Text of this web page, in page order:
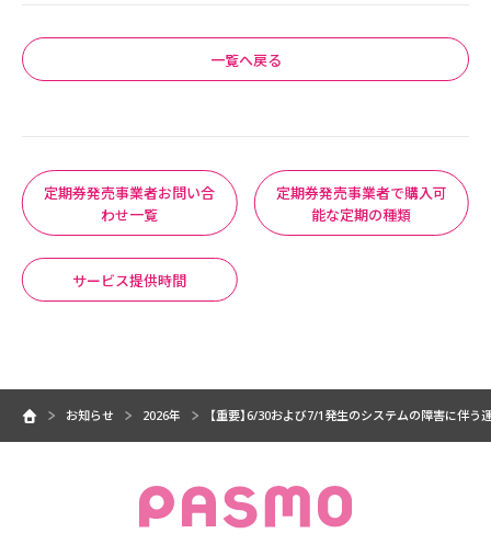
一覧へ戻る
定期券発売事業者お問い合
わせ一覧
定期券発売事業者で購入可
能な定期の種類
サービス提供時間
お知らせ 2026年 【重要】6/30および7/1発生のシステムの障害に伴う